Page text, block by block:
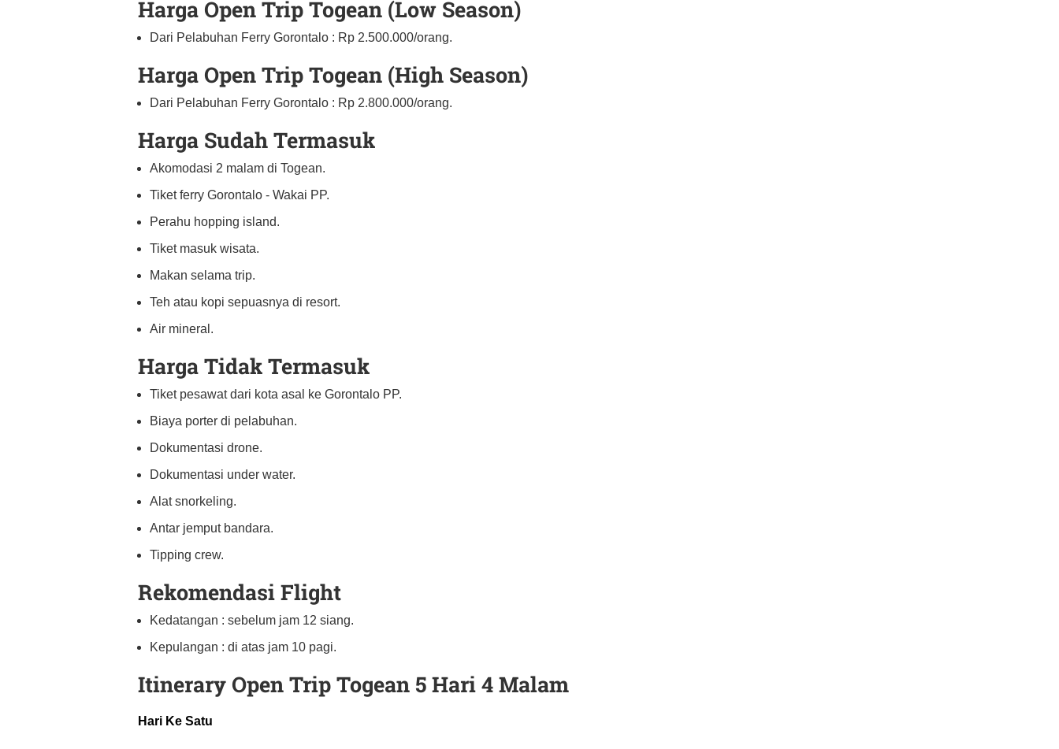
Harga Open Trip Togean (Low Season)
Dari Pelabuhan Ferry Gorontalo : Rp 2.500.000/orang.
Harga Open Trip Togean (High Season)
Dari Pelabuhan Ferry Gorontalo : Rp 2.800.000/orang.
Harga Sudah Termasuk
Akomodasi 2 malam di Togean.
Tiket ferry Gorontalo - Wakai PP.
Perahu hopping island.
Tiket masuk wisata.
Makan selama trip.
Teh atau kopi sepuasnya di resort.
Air mineral.
Harga Tidak Termasuk
Tiket pesawat dari kota asal ke Gorontalo PP.
Biaya porter di pelabuhan.
Dokumentasi drone.
Dokumentasi under water.
Alat snorkeling.
Antar jemput bandara.
Tipping crew.
Rekomendasi Flight
Kedatangan : sebelum jam 12 siang.
Kepulangan : di atas jam 10 pagi.
Itinerary Open Trip Togean 5 Hari 4 Malam
Hari Ke Satu